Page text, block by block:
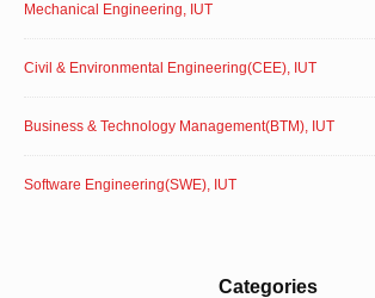
Mechanical Engineering, IUT
Civil & Environmental Engineering(CEE), IUT
Business & Technology Management(BTM), IUT
Software Engineering(SWE), IUT
Categories